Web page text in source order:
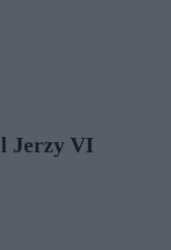
Jerzy VI